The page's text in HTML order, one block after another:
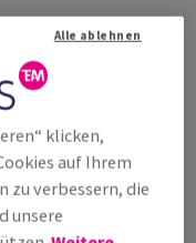
m2, 650mm x 920mm,
Produkt weiterempfehlen
klicken,
auf Ihrem
zu verbessern, die
unsere
Alle ablehnen